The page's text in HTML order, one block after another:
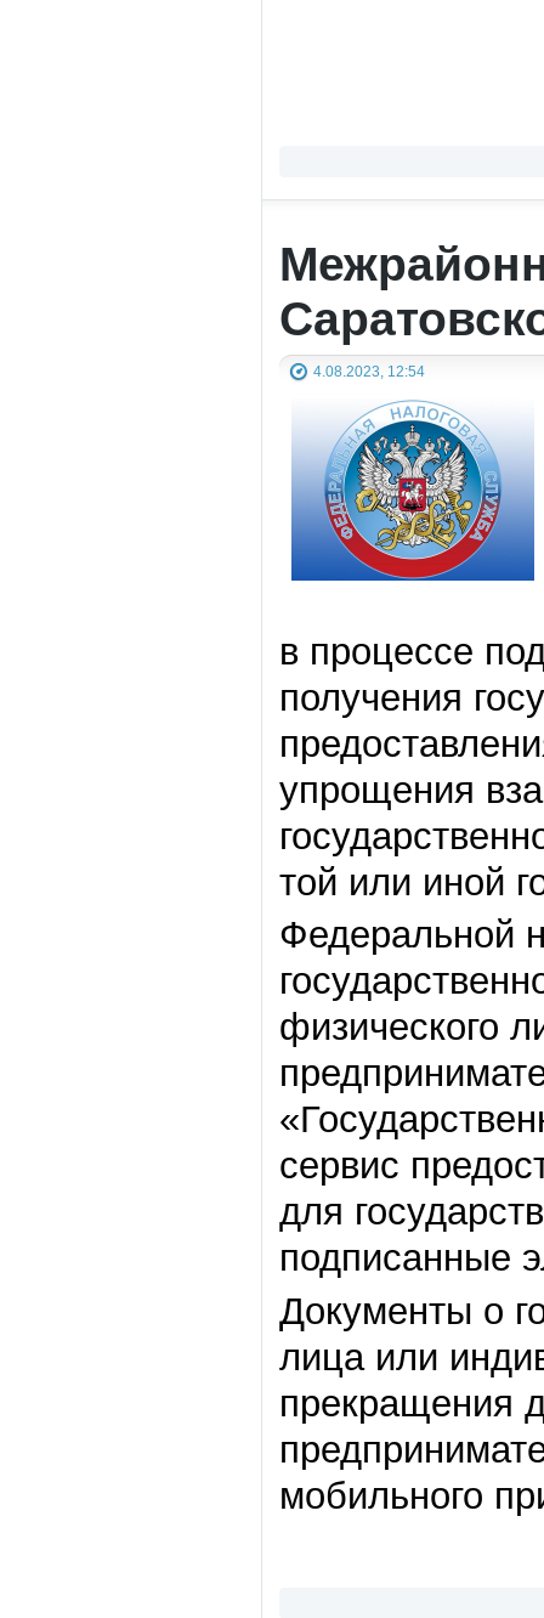
4.08.2023, 12:54
в процессе
получения
упрощения
той или иной
Федеральной
физического
сервис
для
подписанные
Документы о
лица или
прекращения
мобильного